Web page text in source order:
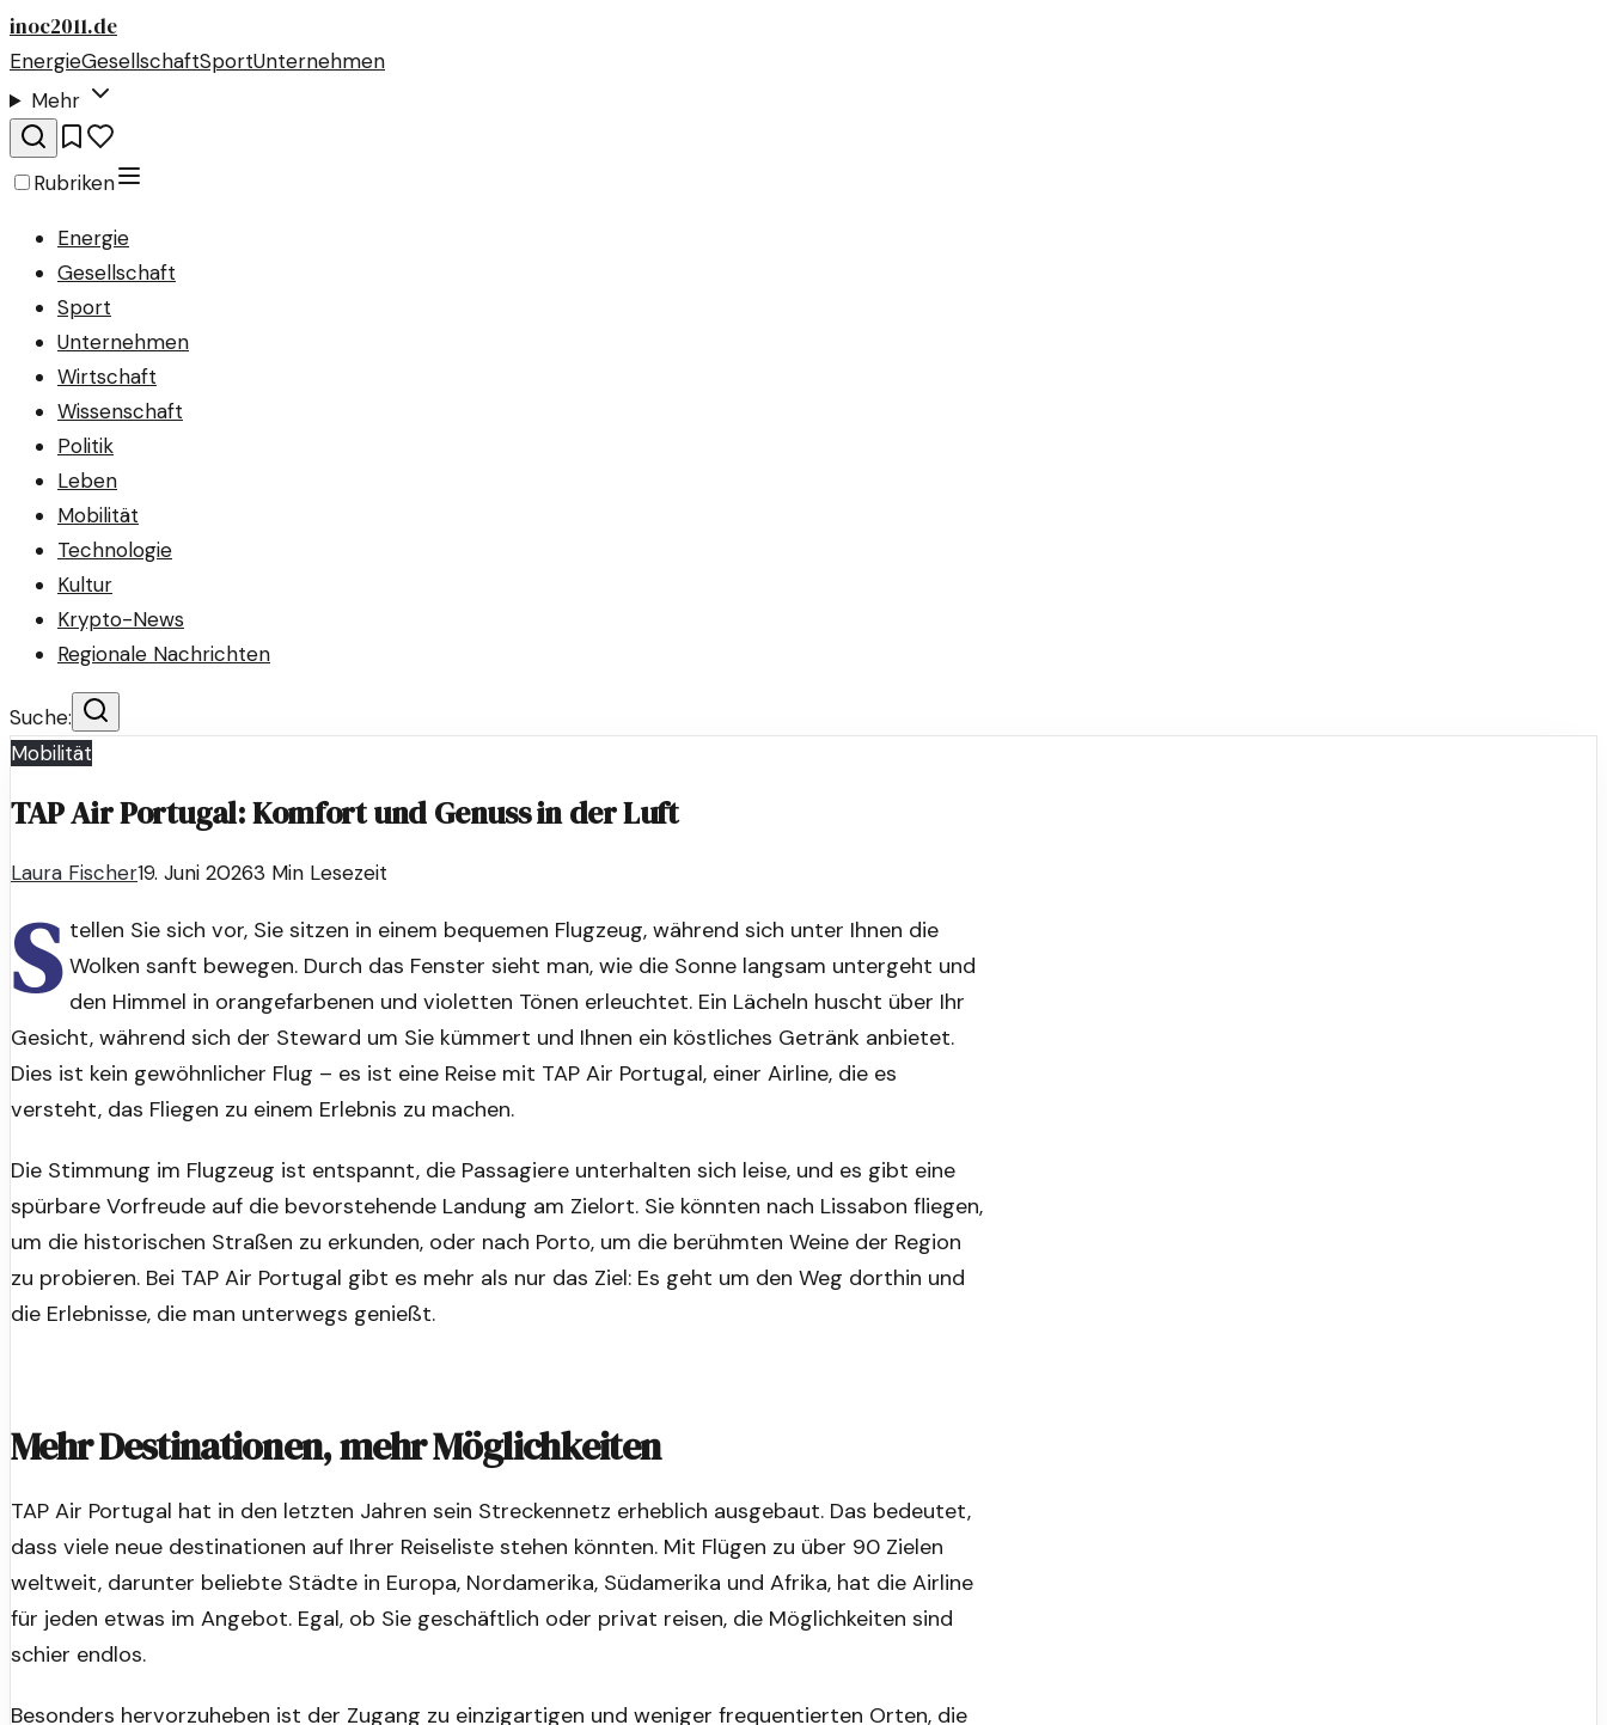
inoc2011.de
EnergieGesellschaftSportUnternehmen
Mehr
Rubriken
Energie
Gesellschaft
Sport
Unternehmen
Wirtschaft
Wissenschaft
Politik
Leben
Mobilität
Technologie
Kultur
Krypto-News
Regionale Nachrichten
Suche:
Mobilität
TAP Air Portugal: Komfort und Genuss in der Luft
Laura Fischer19. Juni 20263 Min Lesezeit
S tellen Sie sich vor, Sie sitzen in einem bequemen Flugzeug, während sich unter Ihnen die
Wolken sanft bewegen. Durch das Fenster sieht man, wie die Sonne langsam untergeht und
den Himmel in orangefarbenen und violetten Tönen erleuchtet. Ein Lächeln huscht über Ihr
Gesicht, während sich der Steward um Sie kümmert und Ihnen ein köstliches Getränk anbietet.
Dies ist kein gewöhnlicher Flug – es ist eine Reise mit TAP Air Portugal, einer Airline, die es
versteht, das Fliegen zu einem Erlebnis zu machen.
Die Stimmung im Flugzeug ist entspannt, die Passagiere unterhalten sich leise, und es gibt eine
spürbare Vorfreude auf die bevorstehende Landung am Zielort. Sie könnten nach Lissabon fliegen,
um die historischen Straßen zu erkunden, oder nach Porto, um die berühmten Weine der Region
zu probieren. Bei TAP Air Portugal gibt es mehr als nur das Ziel: Es geht um den Weg dorthin und
die Erlebnisse, die man unterwegs genießt.
Mehr Destinationen, mehr Möglichkeiten
TAP Air Portugal hat in den letzten Jahren sein Streckennetz erheblich ausgebaut. Das bedeutet,
dass viele neue destinationen auf Ihrer Reiseliste stehen könnten. Mit Flügen zu über 90 Zielen
weltweit, darunter beliebte Städte in Europa, Nordamerika, Südamerika und Afrika, hat die Airline
für jeden etwas im Angebot. Egal, ob Sie geschäftlich oder privat reisen, die Möglichkeiten sind
schier endlos.
Besonders hervorzuheben ist der Zugang zu einzigartigen und weniger frequentierten Orten, die